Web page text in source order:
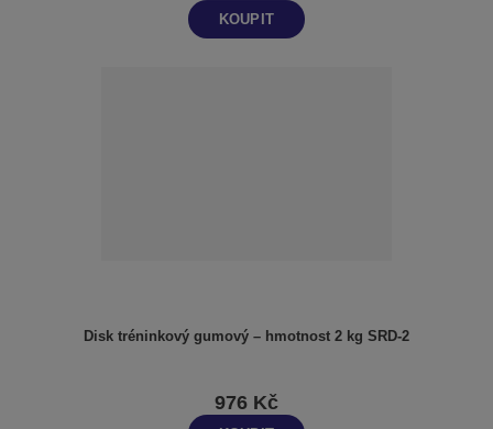
KOUPIT
Disk tréninkový gumový – hmotnost 2 kg SRD-2
976 Kč